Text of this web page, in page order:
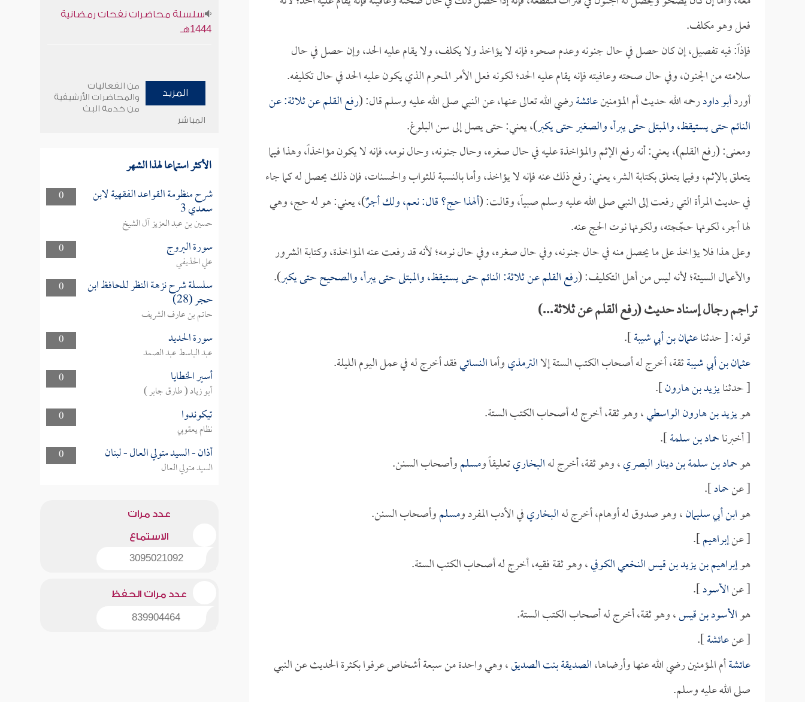
فعل وهو مكلف.
فإذاً: فيه تفصيل، إن كان حصل في حال جنونه وعدم صحوه فإنه لا يؤاخذ ولا يكلف، ولا يقام عليه الحد، وإن حصل في حال
سلامته من الجنون، وفي حال صحته وعافيته فإنه يقام عليه الحد؛ لكونه فعل الأمر المحرم الذي يكون عليه الحد في حال تكليفه.
أوردأبو داودرحمه الله حديث أم المؤمنينعائشةرضي الله تعالى عنها، عن النبي صلى الله عليه وسلم قال: (رفع القلم عن ثلاثة: عن
النائم حتى يستيقظ، والمبتلى حتى يبرأ، والصغير حتى يكبر)، يعني: حتى يصل إلى سن البلوغ.
ومعنى: (رفع القلم)، يعني: أنه رفع الإثم والمؤاخذة عليه في حال صغره، وحال جنونه، وحال نومه، فإنه لا يكون مؤاخذاً، وهذا فيما
يتعلق بالإثم، وفيما يتعلق بكتابة الشر، يعني: رفع ذلك عنه فإنه لا يؤاخذ، وأما بالنسبة للثواب والحسنات، فإن ذلك يحصل له كما جاء
في حديث المرأة التي رفعت إلى النبي صلى الله عليه وسلم صبياً، وقالت: (ألهذا حج؟ قال: نعم، ولك أجرٌ)، يعني: هو له حج، وهي
لها أجر، لكونها حجّجته، ولكونها نوت الحج عنه.
وعلى هذا فلا يؤاخذ على ما يحصل منه في حال جنونه، وفي حال صغره، وفي حال نومه؛ لأنه قد رفعت عنه المؤاخذة، وكتابة الشرور
والأعمال السيئة؛ لأنه ليس من أهل التكليف: (رفع القلم عن ثلاثة: النائم حتى يستيقظ، والمبتلى حتى يبرأ، والصحيح حتى يكبر).
تراجم رجال إسناد حديث (رفع القلم عن ثلاثة...)
قوله: [ حدثناعثمان بن أبي شيبة].
عثمان بن أبي شيبةثقة، أخرج له أصحاب الكتب الستة إلاالترمذيوأماالنسائيفقد أخرج له في عمل اليوم الليلة.
[ حدثنايزيد بن هارون].
هويزيد بن هارون الواسطي، وهو ثقة، أخرج له أصحاب الكتب الستة.
[ أخبرناحماد بن سلمة].
هوحماد بن سلمة بن دينار البصري، وهو ثقة، أخرج لهالبخاريتعليقاً ومسلموأصحاب السنن.
[ عنحماد].
هوابن أبي سليمان، وهو صدوق له أوهام، أخرج لهالبخاريفي الأدب المفرد ومسلموأصحاب السنن.
[ عنإبراهيم].
هوإبراهيم بن يزيد بن قيس النخعي الكوفي، وهو ثقة فقيه، أخرج له أصحاب الكتب الستة.
[ عنالأسود].
هوالأسود بن قيس، وهو ثقة، أخرج له أصحاب الكتب الستة.
[ عنعائشة].
عائشةأم المؤمنين رضي الله عنها وأرضاها،الصديقة بنت الصديق، وهي واحدة من سبعة أشخاص عرفوا بكثرة الحديث عن النبي
صلى الله عليه وسلم.
سلسلة محاضرات نفحات رمضانية
1444هـ
المزيد
من الفعاليات
والمحاضرات الأرشيفية
من خدمة البث
المباشر
الأكثر استماعا لهذا الشهر
0 شرح منظومة القواعد الفقهية لابن
سعدي 3
حسين بن عبد العزيز آل الشيخ
0
سورة البروج
علي الحذيفي
0
سلسلة شرح نزهة النظر للحافظ ابن
حجر (28)
حاتم بن عارف الشريف
0
سورة الحديد
عبد الباسط عبد الصمد
0
أسير الخطايا
أبو زياد ( طارق جابر )
0
تيكوندوا
نظام يعقوبي
0
أذان - السيد متولي العال - لبنان
السيد متولي العال
عدد مرات
الاستماع
3095021092
عدد مرات الحفظ
839904464